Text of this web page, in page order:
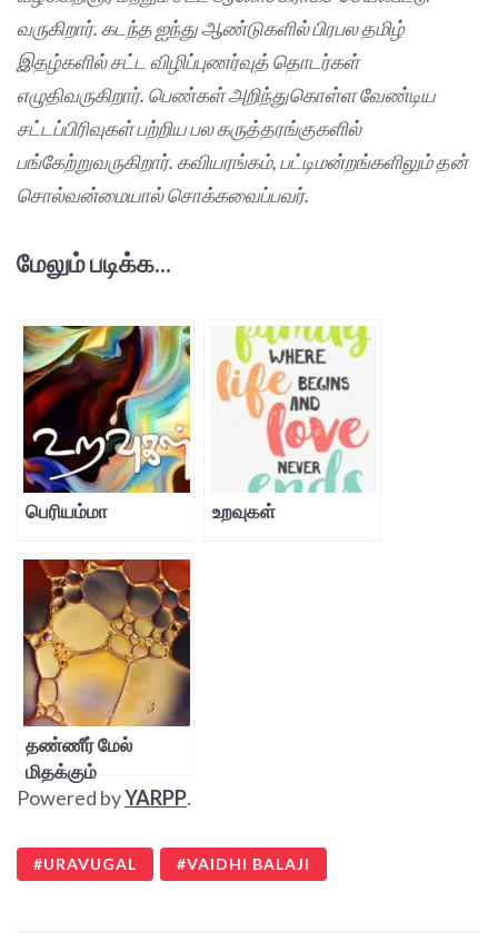
வருகிறார். கடந்த ஐந்து ஆண்டுகளில் பிரபல தமிழ்
இதழ்களில் சட்ட விழிப்புணர்வுத் தொடர்கள்
எழுதிவருகிறார். பெண்கள் அறிந்துகொள்ள வேண்டிய
சட்டப்பிரிவுகள் பற்றிய பல கருத்தரங்குகளில்
பங்கேற்றுவருகிறார். கவியரங்கம், பட்டிமன்றங்களிலும் தன்
சொல்வன்மையால் சொக்கவைப்பவர்.
மேலும் படிக்க...
பெரியம்மா உறவுகள்
தண்ணீர் மேல்
மிதக்கும்
எண்ணெய்த் துளிகள்
Powered byYARPP.
URAVUGAL VAIDHI BALAJI